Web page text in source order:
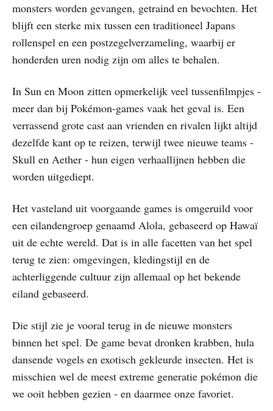
monsters worden gevangen, getraind en bevochten. Het
blijft een sterke mix tussen een traditioneel Japans
rollenspel en een postzegelverzameling, waarbij er
honderden uren nodig zijn om alles te behalen.
In Sun en Moon zitten opmerkelijk veel tussenfilmpjes -
meer dan bij Pokémon-games vaak het geval is. Een
verrassend grote cast aan vrienden en rivalen lijkt altijd
dezelfde kant op te reizen, terwijl twee nieuwe teams -
Skull en Aether - hun eigen verhaallijnen hebben die
worden uitgediept.
Het vasteland uit voorgaande games is omgeruild voor
een eilandengroep genaamd Alola, gebaseerd op Hawaï
uit de echte wereld. Dat is in alle facetten van het spel
terug te zien: omgevingen, kledingstijl en de
achterliggende cultuur zijn allemaal op het bekende
eiland gebaseerd.
Die stijl zie je vooral terug in de nieuwe monsters
binnen het spel. De game bevat dronken krabben, hula
dansende vogels en exotisch gekleurde insecten. Het is
misschien wel de meest extreme generatie pokémon die
we ooit hebben gezien - en daarmee onze favoriet.